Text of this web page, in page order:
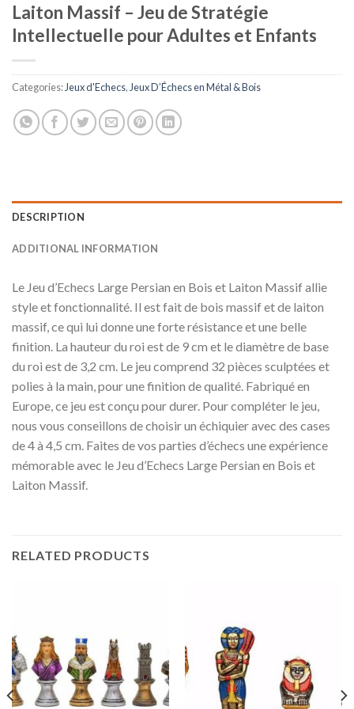
Laiton Massif – Jeu de Stratégie
Intellectuelle pour Adultes et Enfants
Categories:Jeux d'Echecs,Jeux D’Échecs en Métal & Bois
DESCRIPTION
ADDITIONAL INFORMATION
Le Jeu d’Echecs Large Persian en Bois et Laiton Massif allie
style et fonctionnalité. Il est fait de bois massif et de laiton
massif, ce qui lui donne une forte résistance et une belle
finition. La hauteur du roi est de 9 cm et le diamètre de base
du roi est de 3,2 cm. Le jeu comprend 32 pièces sculptées et
polies à la main, pour une finition de qualité. Fabriqué en
Europe, ce jeu est conçu pour durer. Pour compléter le jeu,
nous vous conseillons de choisir un échiquier avec des cases
de 4 à 4,5 cm. Faites de vos parties d’échecs une expérience
mémorable avec le Jeu d’Echecs Large Persian en Bois et
Laiton Massif.
RELATED PRODUCTS